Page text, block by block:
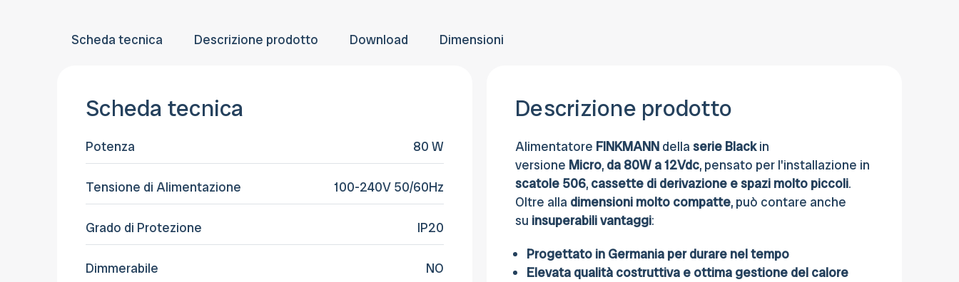
Scheda tecnica Descrizione prodotto Download Dimensioni
Scheda tecnica
Potenza 80 W
Tensione di Alimentazione 100-240V 50/60Hz
Grado di Protezione IP20
Dimmerabile NO
Descrizione prodotto
Alimentatore FINKMANN della serie Blackin
versione Micro, da 80W a 12Vdc, pensato per l'installazione in
scatole 506, cassette di derivazione e spazi molto piccoli.
Oltre alla dimensioni molto compatte, può contare anche
su insuperabilivantaggi:
Progettato in Germania per durare nel tempo
Elevata qualità costruttiva e ottima gestione del calore